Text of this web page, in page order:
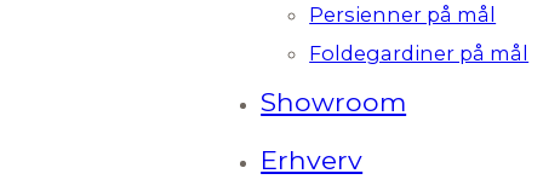
Persienner på mål
Foldegardiner på mål
Showroom
Erhverv